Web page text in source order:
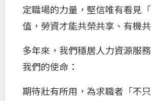
定職場的力量，堅信唯有看見
值，勞資才能共榮共享、有機共
多年來，我們穩居人力資源服
我們的使命：
期待壯有所用，為求職者「不